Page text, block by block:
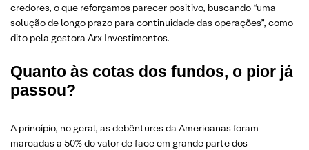
credores, o que reforçamos parecer positivo, buscando “uma
solução de longo prazo para continuidade das operações”, como
dito pela gestora Arx Investimentos.
Quanto às cotas dos fundos, o pior já
passou?
A princípio, no geral, as debêntures da Americanas foram
marcadas a 50% do valor de face em grande parte dos